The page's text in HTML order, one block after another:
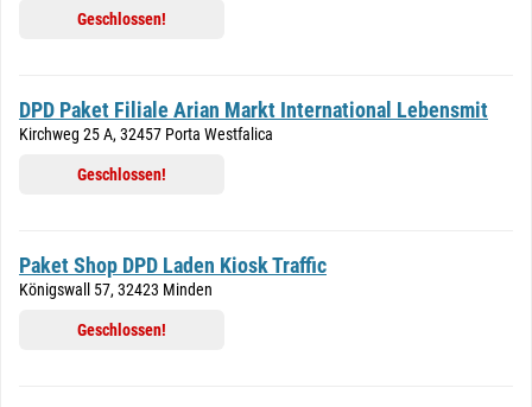
Geschlossen!
DPD Paket Filiale Arian Markt International Lebensmit
Kirchweg 25 A, 32457 Porta Westfalica
Geschlossen!
Paket Shop DPD Laden Kiosk Traffic
Königswall 57, 32423 Minden
Geschlossen!